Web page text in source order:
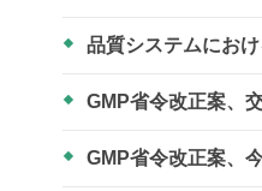
品質システムにお
GMP省令改正案、
GMP省令改正案、